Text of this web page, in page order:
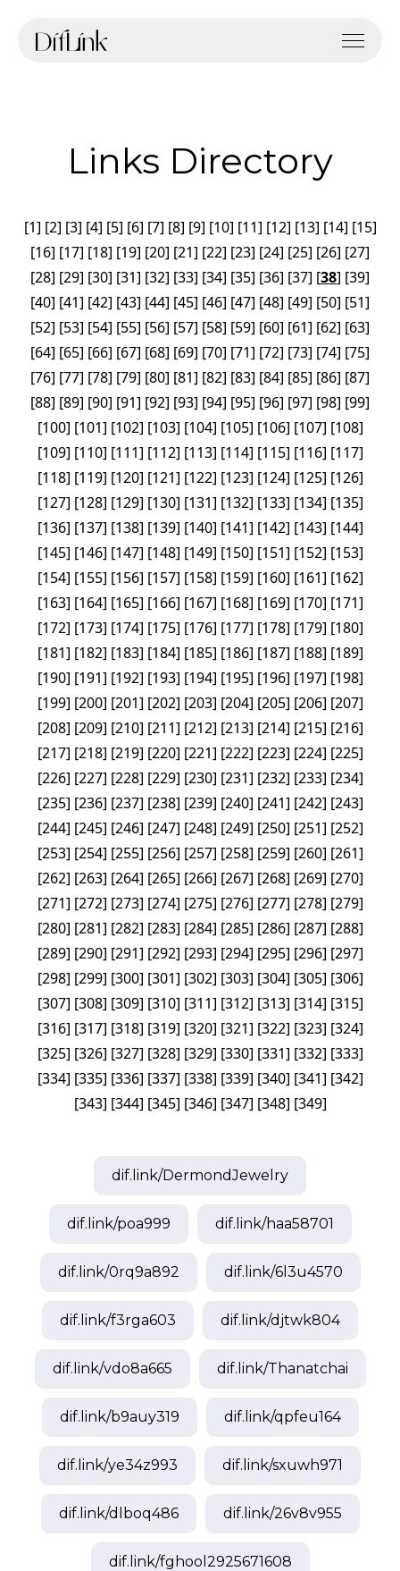
Links Directory
[1] [2] [3] [4] [5] [6] [7] [8] [9] [10] [11] [12] [13] [14] [15]
[16] [17] [18] [19] [20] [21] [22] [23] [24] [25] [26] [27]
[28] [29] [30] [31] [32] [33] [34] [35] [36] [37] [38] [39]
[40] [41] [42] [43] [44] [45] [46] [47] [48] [49] [50] [51]
[52] [53] [54] [55] [56] [57] [58] [59] [60] [61] [62] [63]
[64] [65] [66] [67] [68] [69] [70] [71] [72] [73] [74] [75]
[76] [77] [78] [79] [80] [81] [82] [83] [84] [85] [86] [87]
[88] [89] [90] [91] [92] [93] [94] [95] [96] [97] [98] [99]
[100] [101] [102] [103] [104] [105] [106] [107] [108]
[109] [110] [111] [112] [113] [114] [115] [116] [117]
[118] [119] [120] [121] [122] [123] [124] [125] [126]
[127] [128] [129] [130] [131] [132] [133] [134] [135]
[136] [137] [138] [139] [140] [141] [142] [143] [144]
[145] [146] [147] [148] [149] [150] [151] [152] [153]
[154] [155] [156] [157] [158] [159] [160] [161] [162]
[163] [164] [165] [166] [167] [168] [169] [170] [171]
[172] [173] [174] [175] [176] [177] [178] [179] [180]
[181] [182] [183] [184] [185] [186] [187] [188] [189]
[190] [191] [192] [193] [194] [195] [196] [197] [198]
[199] [200] [201] [202] [203] [204] [205] [206] [207]
[208] [209] [210] [211] [212] [213] [214] [215] [216]
[217] [218] [219] [220] [221] [222] [223] [224] [225]
[226] [227] [228] [229] [230] [231] [232] [233] [234]
[235] [236] [237] [238] [239] [240] [241] [242] [243]
[244] [245] [246] [247] [248] [249] [250] [251] [252]
[253] [254] [255] [256] [257] [258] [259] [260] [261]
[262] [263] [264] [265] [266] [267] [268] [269] [270]
[271] [272] [273] [274] [275] [276] [277] [278] [279]
[280] [281] [282] [283] [284] [285] [286] [287] [288]
[289] [290] [291] [292] [293] [294] [295] [296] [297]
[298] [299] [300] [301] [302] [303] [304] [305] [306]
[307] [308] [309] [310] [311] [312] [313] [314] [315]
[316] [317] [318] [319] [320] [321] [322] [323] [324]
[325] [326] [327] [328] [329] [330] [331] [332] [333]
[334] [335] [336] [337] [338] [339] [340] [341] [342]
[343] [344] [345] [346] [347] [348] [349]
dif.link/DermondJewelry
dif.link/poa999 dif.link/haa58701
dif.link/0rq9a892 dif.link/6l3u4570
dif.link/f3rga603 dif.link/djtwk804
dif.link/vdo8a665 dif.link/Thanatchai
dif.link/b9auy319 dif.link/qpfeu164
dif.link/ye34z993 dif.link/sxuwh971
dif.link/dlboq486 dif.link/26v8v955
dif.link/fghool2925671608